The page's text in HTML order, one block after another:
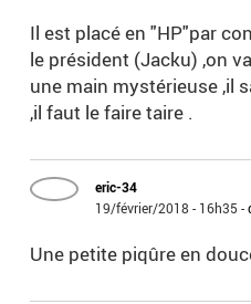
Il est placé en "HP"par
le président (Jacku) ,on
une main mystérieuse ,il
,il faut le faire taire .
eric-34
19/février/2018 - 16h35 -
Une petite piqûre en